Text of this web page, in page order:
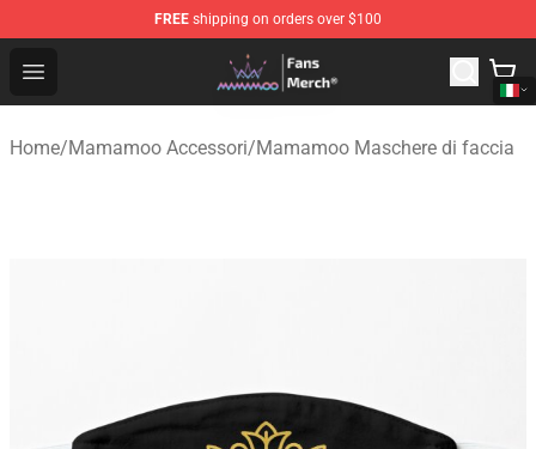
FREE shipping on orders over $100
Open menu
Mamamoo Store - Official Mamamoo Merchandise Shop
Home/Mamamoo Accessori/Mamamoo Maschere di faccia